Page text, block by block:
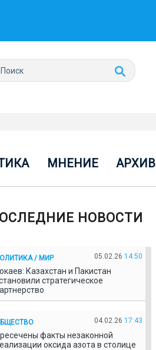
МНЕНИЕ АРХИВ
НОВОСТИ
/ МИР 05.02.26 14:50
Казахстан и Пакистан
стратегическое
04.02.26 17:43
факты незаконной
оксида азота в столице